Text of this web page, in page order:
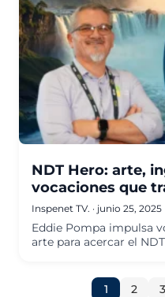
NDT Hero: arte,
vocaciones que
Inspenet TV. · junio 25, 2025
Eddie Pompa impulsa
arte para acercar el
1 2 3